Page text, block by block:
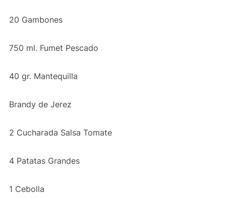
20 Gambones
750 ml. Fumet Pescado
40 gr. Mantequilla
Brandy de Jerez
2 Cucharada Salsa Tomate
4 Patatas Grandes
1 Cebolla